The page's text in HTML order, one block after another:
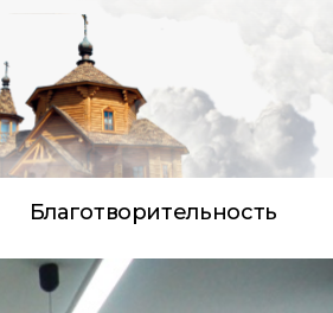
Благотворительность